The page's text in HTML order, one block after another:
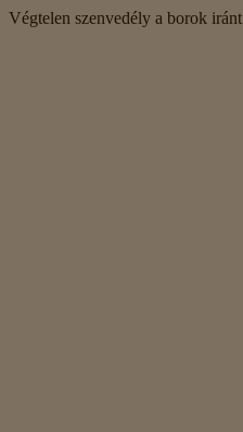
Végtelen szenvedély a borok iránt